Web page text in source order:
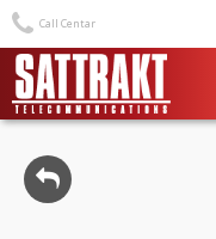
Call Centar